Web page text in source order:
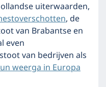
uiterwaarden,
, de
van Brabantse en
even
van bedrijven als
weerga in Europa